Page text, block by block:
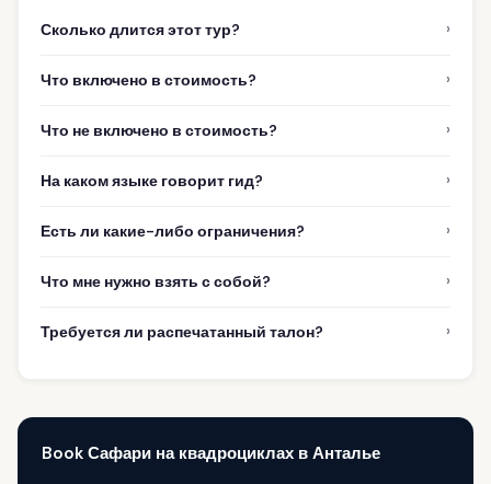
Сколько длится этот тур? ›
Что включено в стоимость? ›
Что не включено в стоимость? ›
На каком языке говорит гид? ›
Есть ли какие-либо ограничения? ›
Что мне нужно взять с собой? ›
Требуется ли распечатанный талон? ›
Book Сафари на квадроциклах в Анталье